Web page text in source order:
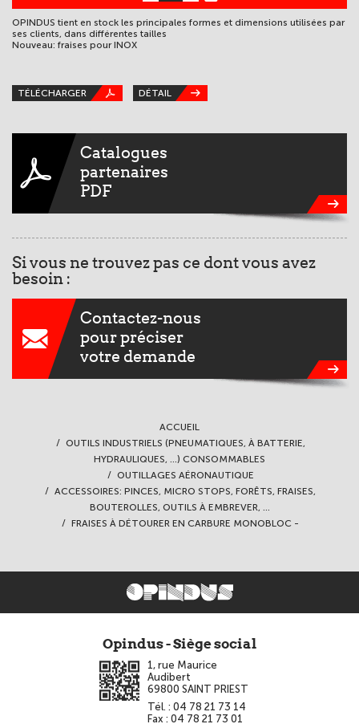
OPINDUS tient en stock les principales formes et dimensions utilisées par
ses clients, dans différentes tailles
Nouveau: fraises pour INOX
TÉLÉCHARGER DÉTAIL
Catalogues
partenaires
PDF
Si vous ne trouvez pas ce dont vous avez
besoin :
Contactez-nous
pour préciser
votre demande
ACCUEIL
OUTILS INDUSTRIELS (PNEUMATIQUES, À BATTERIE,
HYDRAULIQUES, ...) CONSOMMABLES
OUTILLAGES AÉRONAUTIQUE
ACCESSOIRES: PINCES, MICRO STOPS, FORÊTS, FRAISES,
BOUTEROLLES, OUTILS À EMBREVER, ...
FRAISES À DÉTOURER EN CARBURE MONOBLOC -
Opindus - Siège social
1, rue Maurice
Audibert
69800 SAINT PRIEST
Tél. : 04 78 21 73 14
Fax : 04 78 21 73 01